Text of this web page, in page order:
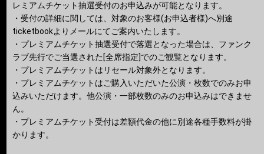
レミアムチケット抽選受付のお申込みが可能となります。
・受付の詳細に関しては、対象のお客様(お申込者様)へ別途
ticketbookよりメールにてご案内いたします。
・プレミアムチケット抽選受付で落選となった場合は、ファンク
ラブ先行でご当選された[全席指定]でのご観覧となります。
・プレミアムチケットはリセール対象外となります。
・プレミアムチケットはご購入いただいた公演・枚数でのみお申
込みいただけます。他公演・一部枚数のみのお申込みはできませ
ん。
・プレミアムチケット受付は差額代金の他に別途各種手数料が掛
かります。